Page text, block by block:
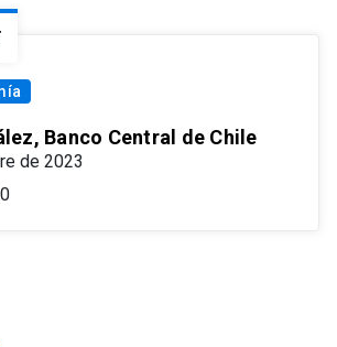
Banco Central de Chile
de 2023